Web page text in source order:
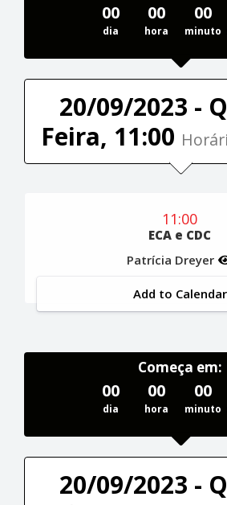
00
dia
00
hora
00
minuto
20/09/2023 -
Feira, 11:00
11:00
ECA e CDC
Patrícia Dreyer
Add to Calendar
Começa em:
00
dia
00
hora
00
minuto
20/09/2023 -